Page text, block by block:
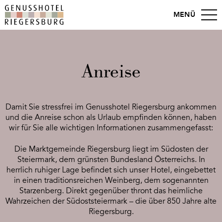
MENÜ
Anreise
Damit Sie stressfrei im Genusshotel Riegersburg ankommen
und die Anreise schon als Urlaub empfinden können, haben
wir für Sie alle wichtigen Informationen zusammengefasst:
Die Marktgemeinde Riegersburg liegt im Südosten der
Steiermark, dem grünsten Bundesland Österreichs. In
herrlich ruhiger Lage befindet sich unser Hotel, eingebettet
in einen traditionsreichen Weinberg, dem sogenannten
Starzenberg. Direkt gegenüber thront das heimliche
Wahrzeichen der Südoststeiermark – die über 850 Jahre alte
Riegersburg.